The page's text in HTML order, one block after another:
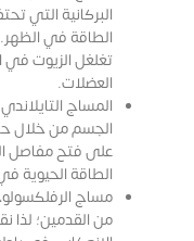
البركانية التي
الطاقة في الظهر.
تغلغل الزيوت في
العضلات.
المساج
الجسم من خلال
على فتح مفاصل
الطاقة الحيوية
مساج
من القدمين؛ لذا